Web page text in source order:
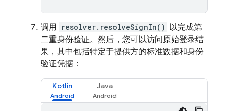
调用 resolver.resolveSignIn() 以完成第
二重身份验证。然后，您可以访问原始登录结
果，其中包括特定于提供方的标准数据和身份
验证凭据：
Kotlin Java